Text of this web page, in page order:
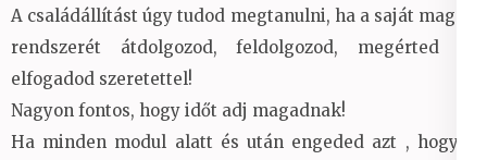
A családállítást úgy tudod megtanulni, ha a saját magad
rendszerét átdolgozod, feldolgozod, megérted és
elfogadod szeretettel!
Nagyon fontos, hogy időt adj magadnak!
Ha minden modul alatt és után engeded azt , hogy a